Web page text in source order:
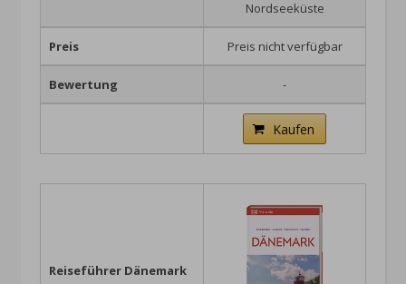
Nordseeküste
Preis Preis nicht verfügbar
Bewertung -
Kaufen
Reiseführer Dänemark